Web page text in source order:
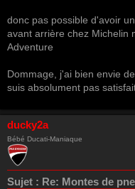
donc pas possible d'avoir
avant arrière chez Michelin
Adventure
Dommage, j'ai bien envie
suis absolument pas
ducky2a
Bébé Ducati-Maniaque
Sujet : Re: Montes de